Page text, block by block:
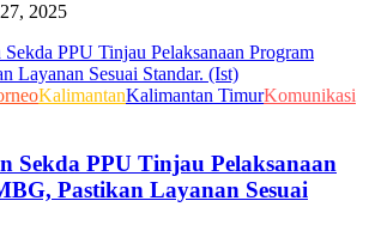
2025
KalimantanKalimantan TimurKomunikasi
Sekda PPU Tinjau Pelaksanaan
Pastikan Layanan Sesuai